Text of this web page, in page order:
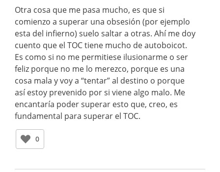
Otra cosa que me pasa mucho, es que si
comienzo a superar una obsesión (por ejemplo
esta del infierno) suelo saltar a otras. Ahí me doy
cuento que el TOC tiene mucho de autoboicot.
Es como si no me permitiese ilusionarme o ser
feliz porque no me lo merezco, porque es una
cosa mala y voy a “tentar” al destino o porque
así estoy prevenido por si viene algo malo. Me
encantaría poder superar esto que, creo, es
fundamental para superar el TOC.
0